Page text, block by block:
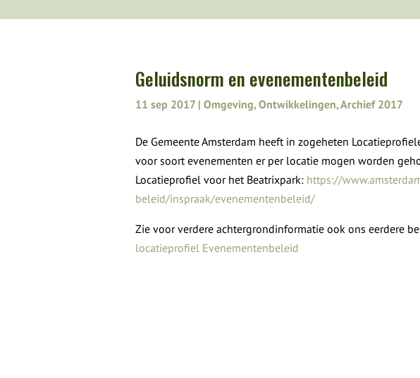
Geluidsnorm en evenementenbeleid
11 sep 2017 | Omgeving, Ontwikkelingen,Archief 2017
De Gemeente Amsterdam heeft in zogeheten
voor soort evenementen er per locatie mogen worden
Locatieprofiel voor het Beatrixpark: https://
beleid/inspraak/evenementenbeleid/
Zie voor verdere achtergrondinformatie ook ons eerdere
locatieprofiel Evenementenbeleid